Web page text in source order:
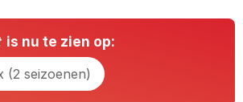
is nu te zien op:
(2 seizoenen)